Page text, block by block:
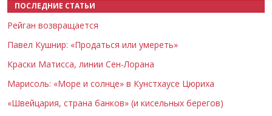
ПОСЛЕДНИЕ СТАТЬИ
Рейган возвращается
Павел Кушнир: «Продаться или умереть»
Краски Матисса, линии Сен-Лорана
Марисоль: «Море и солнце» в Кунстхаусе Цюриха
«Швейцария, страна банков» (и кисельных берегов)